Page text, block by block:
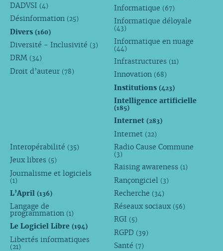
DADVSI (4)
Désinformation (25)
Divers (160)
Diversité - Inclusivité (3)
DRM (34)
Droit d’auteur (78)
Informatique (67)
Informatique déloyale
(43)
Informatique en nuage
(44)
Infrastructures (11)
Innovation (68)
Institutions(423)
Intelligence artificielle
(185)
Internet(283)
Internet (22)
Interopérabilité (35)
Jeux libres (5)
Journalisme et logiciels
(1)
L’April (136)
Langage de
programmation (1)
Le Logiciel Libre (194)
Libertés informatiques
(21)
Radio Cause Commune
(3)
Raising awareness (1)
Rançongiciel (3)
Recherche (34)
Réseaux sociaux (56)
RGI (5)
RGPD (39)
Santé (7)